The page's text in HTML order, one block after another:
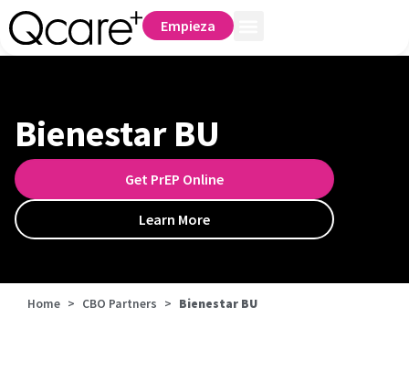
Empieza
Bienestar BU
Get PrEP Online
Learn More
Home > CBO Partners > Bienestar BU